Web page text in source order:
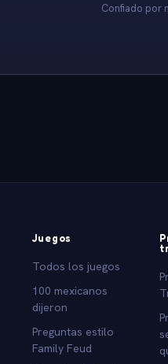
Confiado por
Juegos
Todos los juegos
100 mexicanos
dijeron
Preguntas estilo
Family Feud